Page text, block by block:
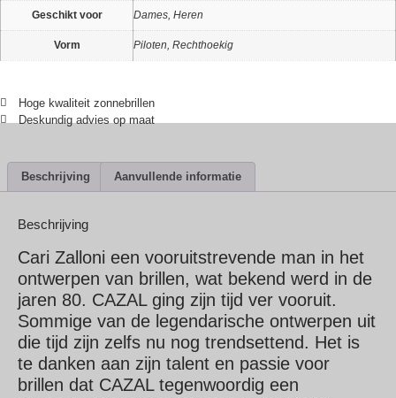
Geschikt voor Dames, Heren
Vorm Piloten, Rechthoekig
Hoge kwaliteit zonnebrillen
Deskundig advies op maat
Beschrijving Aanvullende informatie
Beschrijving
Cari Zalloni een vooruitstrevende man in het
ontwerpen van brillen, wat bekend werd in de
jaren 80. CAZAL ging zijn tijd ver vooruit.
Sommige van de legendarische ontwerpen uit
die tijd zijn zelfs nu nog trendsettend. Het is
te danken aan zijn talent en passie voor
brillen dat CAZAL tegenwoordig een